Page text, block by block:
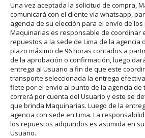
Una vez aceptada la solicitud de compra,
comunicará con el cliente vía whatsapp,
agencia de su elección para el envío de
Maquinarias es responsable de coordinar
repuestos a la sede de Lima de la agencia
plazo máximo de 96 horas contados a
de la aprobación o confirmación, luego
entrega al Usuario a fin de que este
transporte seleccionada la entrega
flete por el envío al punto de la agencia de
correrá por cuenta del Usuario y este se
que brinda Maquinarias. Luego de la
agencia con sede en Lima. La
los repuestos adquiridos es asumida en
Usuario.